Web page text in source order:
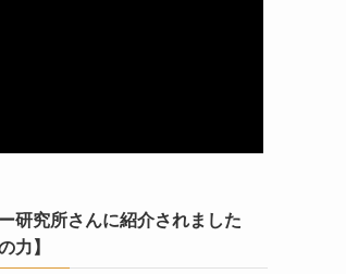
研究所さんに紹介されました
力】